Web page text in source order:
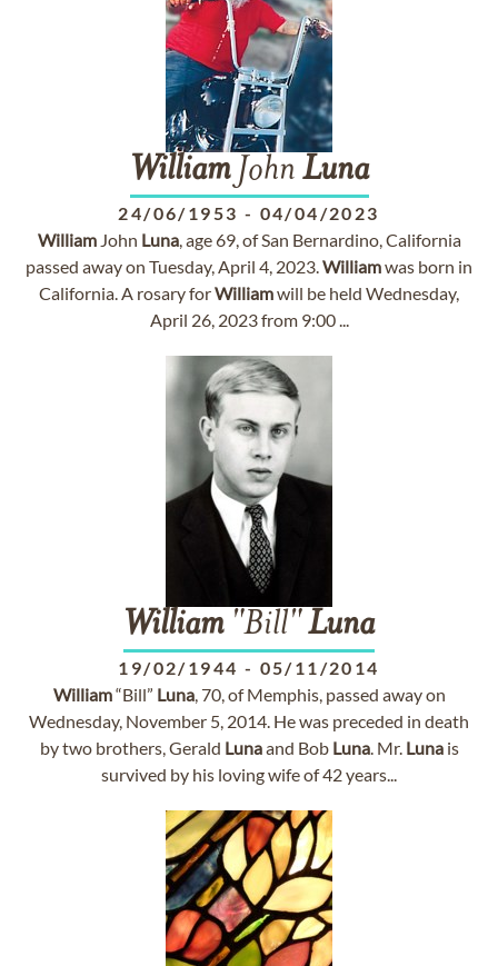
WilliamJohn Luna
24/06/1953 - 04/04/2023
WilliamJohn Luna, age 69, of San Bernardino, California
passed away on Tuesday, April 4, 2023.Williamwas born in
California. A rosary forWilliamwill be held Wednesday,
April 26, 2023 from 9:00 ...
William"Bill"Luna
19/02/1944 - 05/11/2014
William“Bill” Luna, 70, of Memphis, passed away on
Wednesday, November 5, 2014. He was preceded in death
by two brothers, Gerald Lunaand Bob Luna. Mr. Lunais
survived by his loving wife of 42 years...